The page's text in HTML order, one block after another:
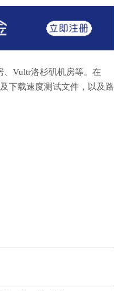
、Vultr洛杉矶机房等。在
下载速度测试文件，以及路